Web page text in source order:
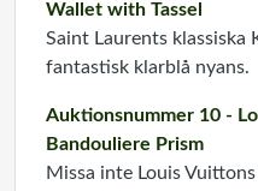
Wallet with Tassel
Saint Laurents klassiska
fantastisk klarblå nyans.
Auktionsnummer 10 -
Bandouliere Prism
Missa inte Louis